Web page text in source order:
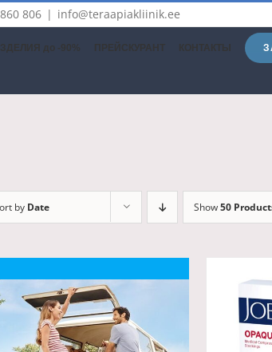
806 | info@teraapiakliinik.ee
до -90% ПРЕЙСКУРАНТ КОНТАКТЫ
by Date Show50